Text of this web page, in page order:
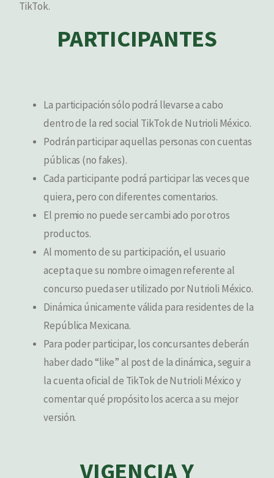
TikTok.
PARTICIPANTES
La participación sólo podrá llevarse a cabo
dentro de la red social TikTok de Nutrioli México.
Podrán participar aquellas personas con cuentas
públicas (no fakes).
Cada participante podrá participar las veces que
quiera, pero con diferentes comentarios.
El premio no puede ser cambi ado por otros
productos.
Al momento de su participación, el usuario
acepta que su nombre o imagen referente al
concurso pueda ser utilizado por Nutrioli México.
Dinámica únicamente válida para residentes de la
República Mexicana.
Para poder participar, los concursantes deberán
haber dado “like” al post de la dinámica, seguir a
la cuenta oficial de TikTok de Nutrioli México y
comentar qué propósito los acerca a su mejor
versión.
VIGENCIA Y